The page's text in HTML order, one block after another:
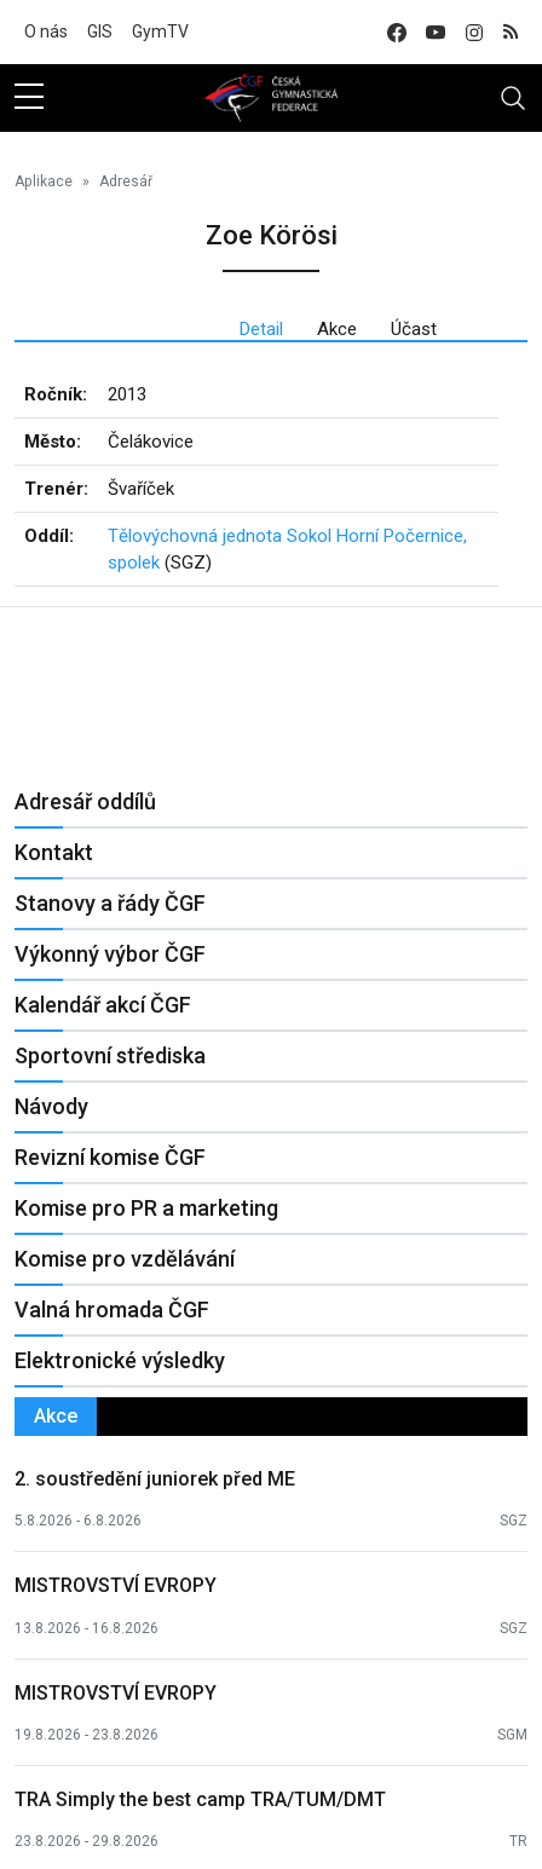
O nás GIS GymTV
Aplikace Adresář
Zoe Körösi
Detail Akce Účast
Ročník: 2013
Město: Čelákovice
Trenér: Švaříček
Oddíl:
Tělovýchovná jednota Sokol Horní Počernice,
spolek (SGZ)
Adresář oddílů
Kontakt
Stanovy a řády ČGF
Výkonný výbor ČGF
Kalendář akcí ČGF
Sportovní střediska
Návody
Revizní komise ČGF
Komise pro PR a marketing
Komise pro vzdělávání
Valná hromada ČGF
Elektronické výsledky
Akce
2. soustředění juniorek před ME
5.8.2026 - 6.8.2026 SGZ
MISTROVSTVÍ EVROPY
13.8.2026 - 16.8.2026 SGZ
MISTROVSTVÍ EVROPY
19.8.2026 - 23.8.2026 SGM
TRA Simply the best camp TRA/TUM/DMT
23.8.2026 - 29.8.2026 TR